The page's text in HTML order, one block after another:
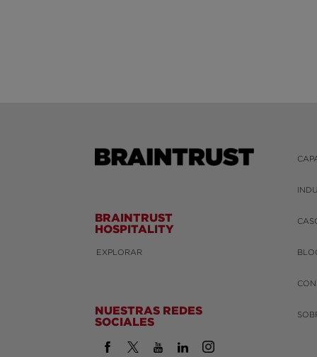
BRAINTRUST
HOSPITALITY
EXPLORAR
NUESTRAS REDES
SOCIALES